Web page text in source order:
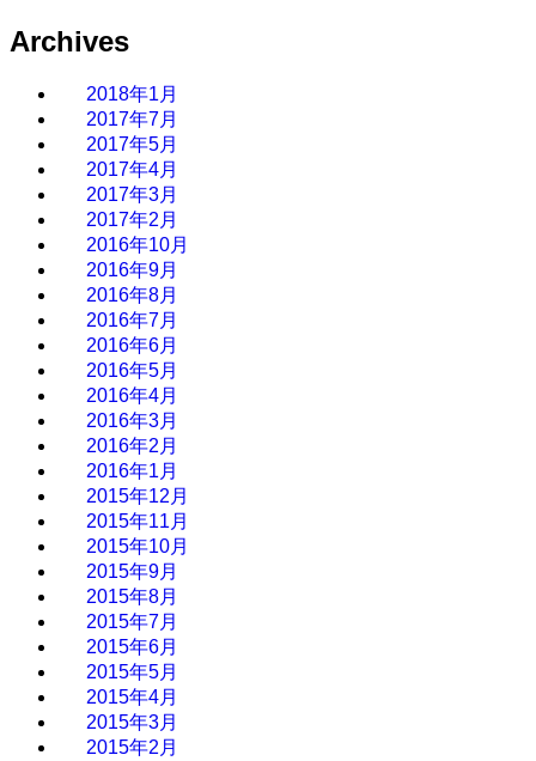
Archives
2018年1月
2017年7月
2017年5月
2017年4月
2017年3月
2017年2月
2016年10月
2016年9月
2016年8月
2016年7月
2016年6月
2016年5月
2016年4月
2016年3月
2016年2月
2016年1月
2015年12月
2015年11月
2015年10月
2015年9月
2015年8月
2015年7月
2015年6月
2015年5月
2015年4月
2015年3月
2015年2月